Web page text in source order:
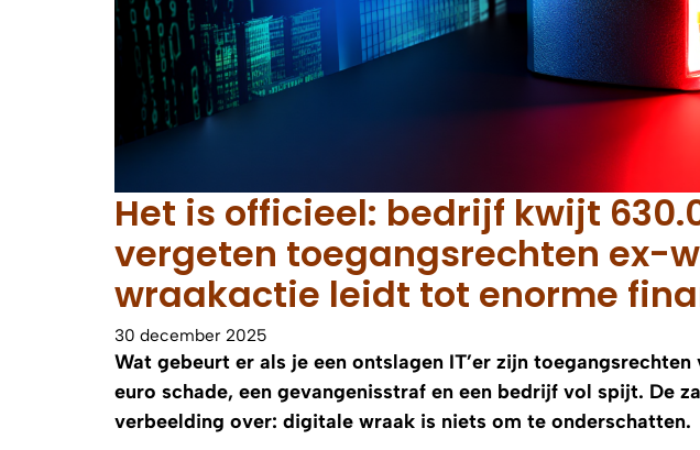
Het is officieel: bedrijf kwijt
vergeten toegangsrechten ex-
wraakactie leidt tot enorme
30 december 2025
Wat gebeurt er als je een ontslagen IT’er zijn
euro schade, een gevangenisstraf en een bedrijf vol spijt. De
verbeelding over: digitale wraak is niets om te onderschatten.